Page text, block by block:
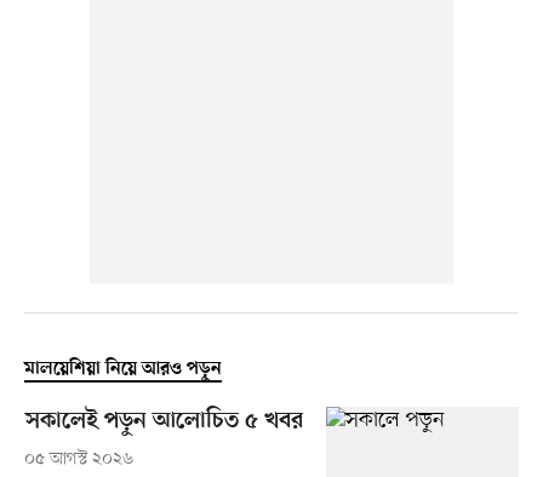
মালয়েশিয়া নিয়ে আরও পড়ুন
সকালেই পড়ুন আলোচিত ৫ খবর
০৫ আগস্ট ২০২৬